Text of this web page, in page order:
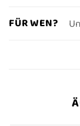
FÜR WEN?